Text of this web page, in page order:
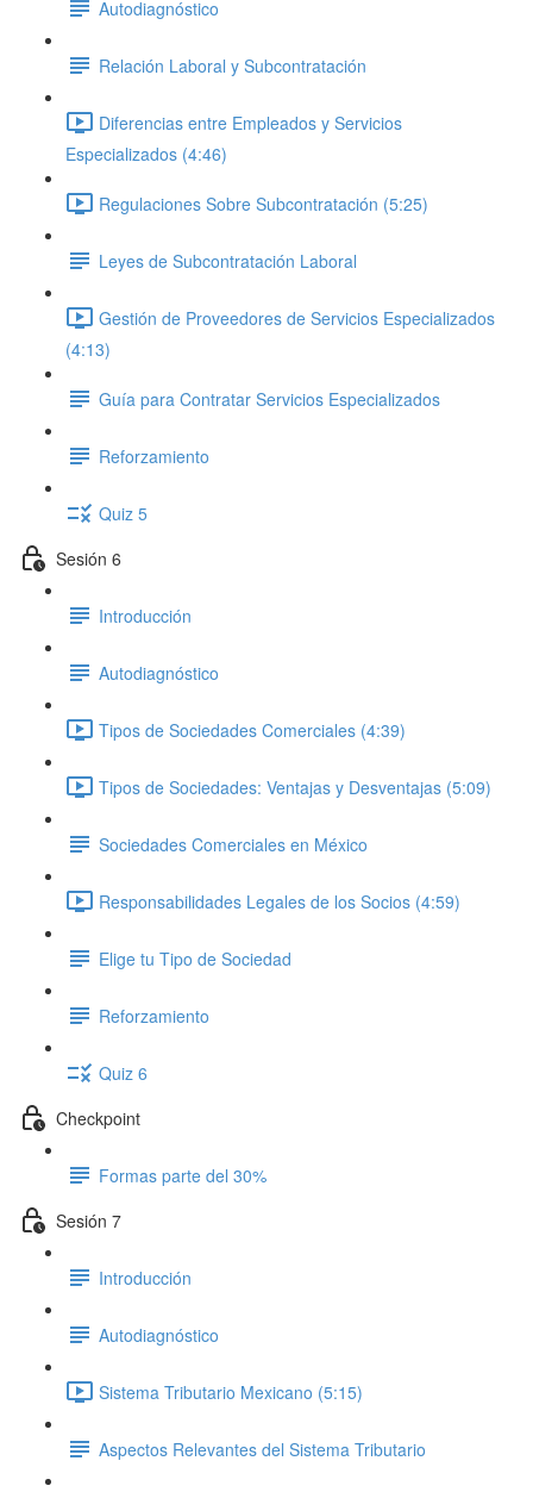
Autodiagnóstico
Relación Laboral y Subcontratación
Diferencias entre Empleados y Servicios
Especializados (4:46)
Regulaciones Sobre Subcontratación (5:25)
Leyes de Subcontratación Laboral
Gestión de Proveedores de Servicios Especializados
(4:13)
Guía para Contratar Servicios Especializados
Reforzamiento
Quiz 5
Sesión 6
Introducción
Autodiagnóstico
Tipos de Sociedades Comerciales (4:39)
Tipos de Sociedades: Ventajas y Desventajas (5:09)
Sociedades Comerciales en México
Responsabilidades Legales de los Socios (4:59)
Elige tu Tipo de Sociedad
Reforzamiento
Quiz 6
Checkpoint
Formas parte del 30%
Sesión 7
Introducción
Autodiagnóstico
Sistema Tributario Mexicano (5:15)
Aspectos Relevantes del Sistema Tributario